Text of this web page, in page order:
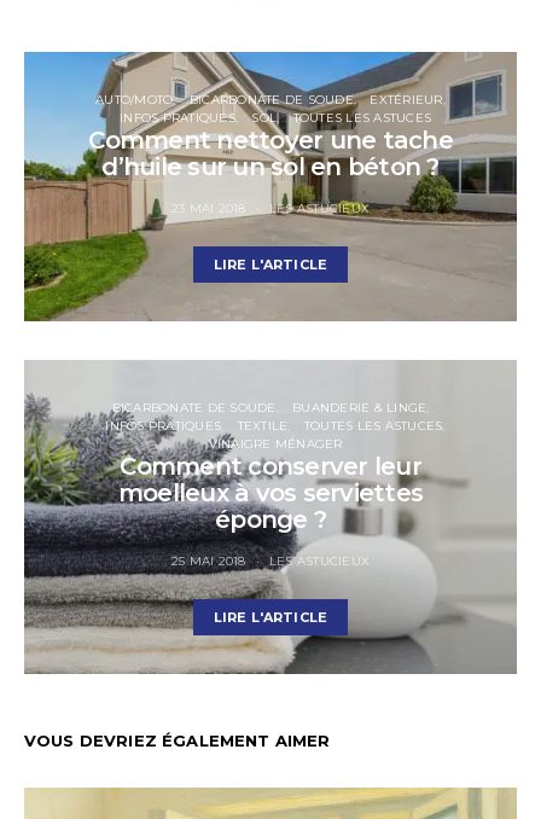
AUTO/MOTO BICARBONATE DE SOUDE
EXTÉRIEUR
INFOS PRATIQUES
SOL TOUTES LES ASTUCES
Comment nettoyer une tache
d’huile sur un sol en béton ?
23 MAI 2018 LES ASTUCIEUX
LIRE L'ARTICLE
BICARBONATE DE SOUDE
BUANDERIE & LINGE
INFOS PRATIQUES
TEXTILE
TOUTES LES ASTUCES
VINAIGRE MÉNAGER
Comment conserver leur
moelleux à vos serviettes
éponge ?
25 MAI 2018 LES ASTUCIEUX
LIRE L'ARTICLE
VOUS DEVRIEZ ÉGALEMENT AIMER